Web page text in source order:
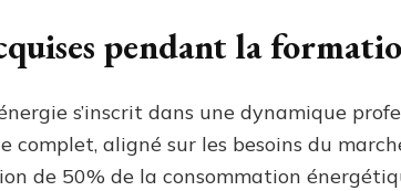
pendant la
s’inscrit dans une dynamique
complet, aligné sur les besoins du
de 50% de la consommation